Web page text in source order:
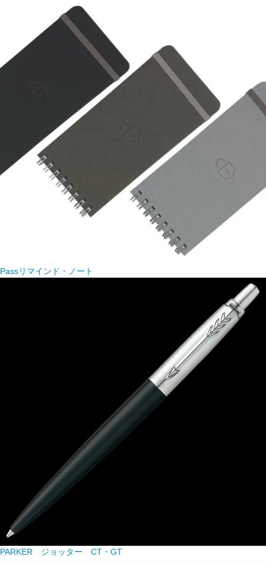
Passリマインド・ノート
PARKER ジョッター CT・GT